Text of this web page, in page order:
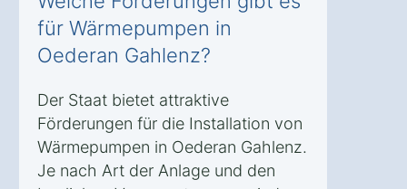
für Wärmepumpen in
Oederan Gahlenz?
Der Staat bietet attraktive
Förderungen für die Installation von
Wärmepumpen in Oederan Gahlenz.
Je nach Art der Anlage und den